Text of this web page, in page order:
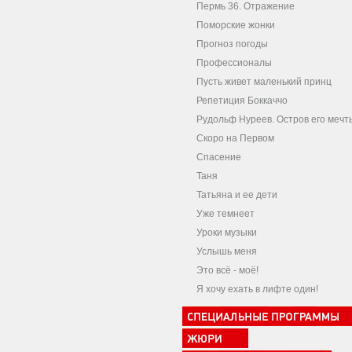
Пермь 36. Отражение
Поморские жонки
Прогноз погоды
Профессионалы
Пусть живет маленький принц
Репетиция Боккаччо
Рудольф Нуреев. Остров его
Скоро на Первом
Спасение
Таня
Татьяна и ее дети
Уже темнеет
Уроки музыки
Услышь меня
Это всё - моё!
Я хочу ехать в лифте один!